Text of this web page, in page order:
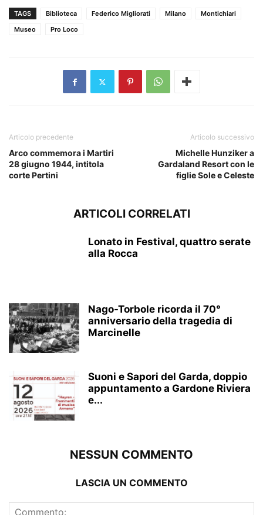
TAGS Biblioteca Federico Migliorati Milano
Montichiari
Museo
Pro Loco
Articolo precedente
Arco commemora i Martiri
28 giugno 1944, intitola
corte Pertini
Articolo successivo
Michelle Hunziker a
Gardaland Resort con le
figlie Sole e Celeste
ARTICOLI CORRELATI
Lonato in Festival, quattro serate
alla Rocca
Nago-Torbole ricorda il 70°
anniversario della tragedia di
Marcinelle
Suoni e Sapori del Garda, doppio
appuntamento a Gardone Riviera
e...
NESSUN COMMENTO
LASCIA UN COMMENTO